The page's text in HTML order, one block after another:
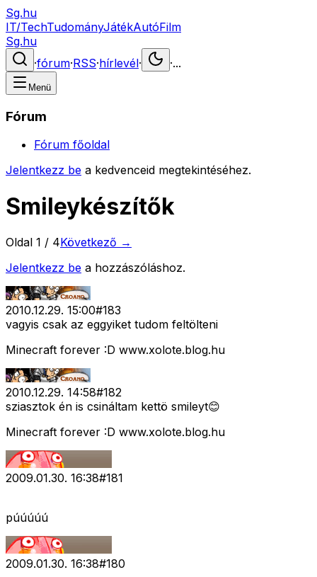
Sg.hu
IT/TechTudományJátékAutóFilm
Sg.hu
·fórum·RSS·hírlevél· ·...
Menü
Fórum
Fórum főoldal
Jelentkezz be a kedvenceid megtekintéséhez.
Smileykészítők
Oldal 1 / 4Következő →
Jelentkezz be a hozzászóláshoz.
2010.12.29. 15:00#183
vagyis csak az eggyiket tudom feltölteni
Minecraft forever :D www.xolote.blog.hu
2010.12.29. 14:58#182
sziasztok én is csináltam kettö smileyt😊
Minecraft forever :D www.xolote.blog.hu
2009.01.30. 16:38#181
púúúúú
2009.01.30. 16:38#180